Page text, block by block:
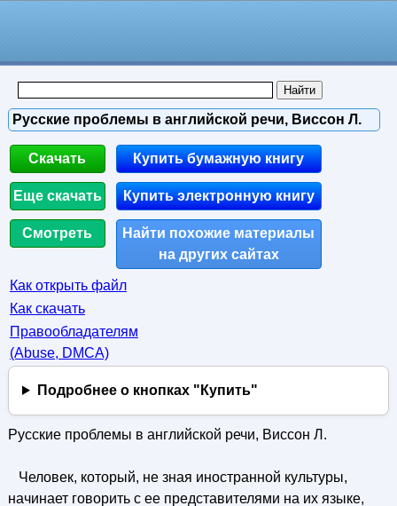
Русские проблемы в английской речи, Виссон Л.
Скачать
Еще скачать
Смотреть
Купить бумажную книгу
Купить электронную книгу
Найти похожие материалы
на других сайтах
Как открыть файл
Как скачать
Правообладателям
(Abuse, DMСA)
Подробнее о кнопках "Купить"
Русские проблемы в английской речи, Виссон Л.
Человек, который, не зная иностранной культуры,
начинает говорить с ее представителями на их языке,